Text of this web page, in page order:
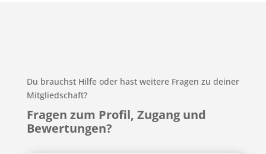
Du brauchst Hilfe oder hast weitere Fragen zu deiner
Mitgliedschaft?
Fragen zum Profil, Zugang und
Bewertungen?